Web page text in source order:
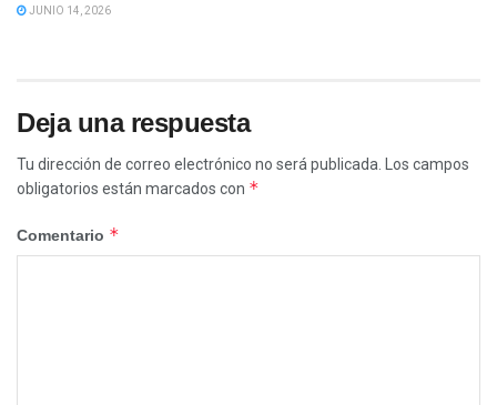
JUNIO 14, 2026
Deja una respuesta
Tu dirección de correo electrónico no será publicada.
Los campos
obligatorios están marcados con *
Comentario *